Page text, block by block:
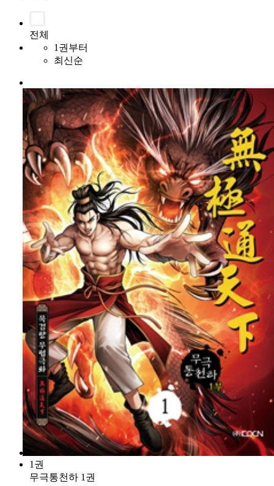
전체
1권부터
최신순
1권
무극통천하 1권